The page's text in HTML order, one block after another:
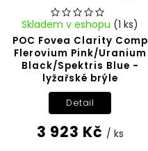
POC Fovea Clarity Comp
Flerovium Pink/Uranium
Black/Spektris Blue -
lyžařské brýle
Skladem v eshopu (1 ks)
3 923 Kč / ks
Detail